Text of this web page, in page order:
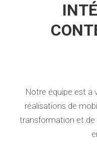
Notre équipe est à
réalisations de
transformation et de